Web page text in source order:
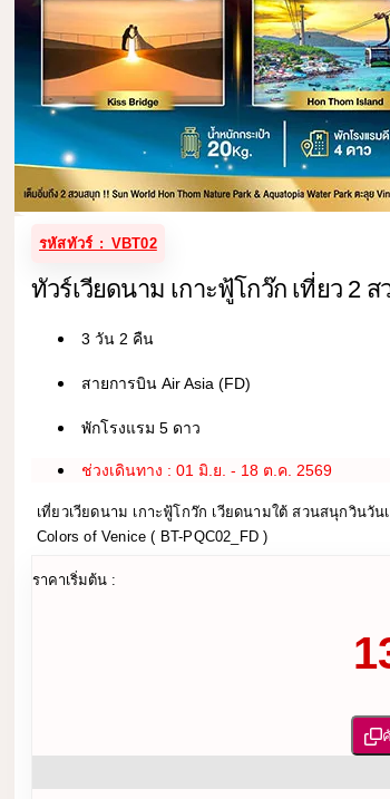
รหัสทัวร์ : VBT02
ทัวร์เวียดนาม เกาะฟู้โกว๊ก เที่ยว 2
3 วัน 2 คืน
สายการบิน Air Asia (FD)
พักโรงแรม 5 ดาว
ช่วงเดินทาง : 01 มิ.ย. - 18 ต.ค. 2569
เที่ยวเวียดนาม เกาะฟู้โกว๊ก เวียดนามใต้ สวนสนุกวินวั
Colors of Venice ( BT-PQC02_FD )
ราคาเริ่มต้น :